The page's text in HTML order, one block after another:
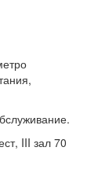
III зал 70